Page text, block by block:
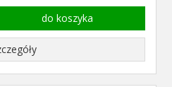
do koszyka